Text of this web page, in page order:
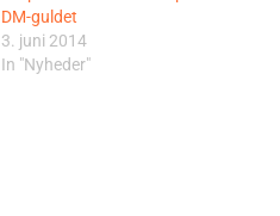
DM-guldet
3. juni 2014
In "Nyheder"